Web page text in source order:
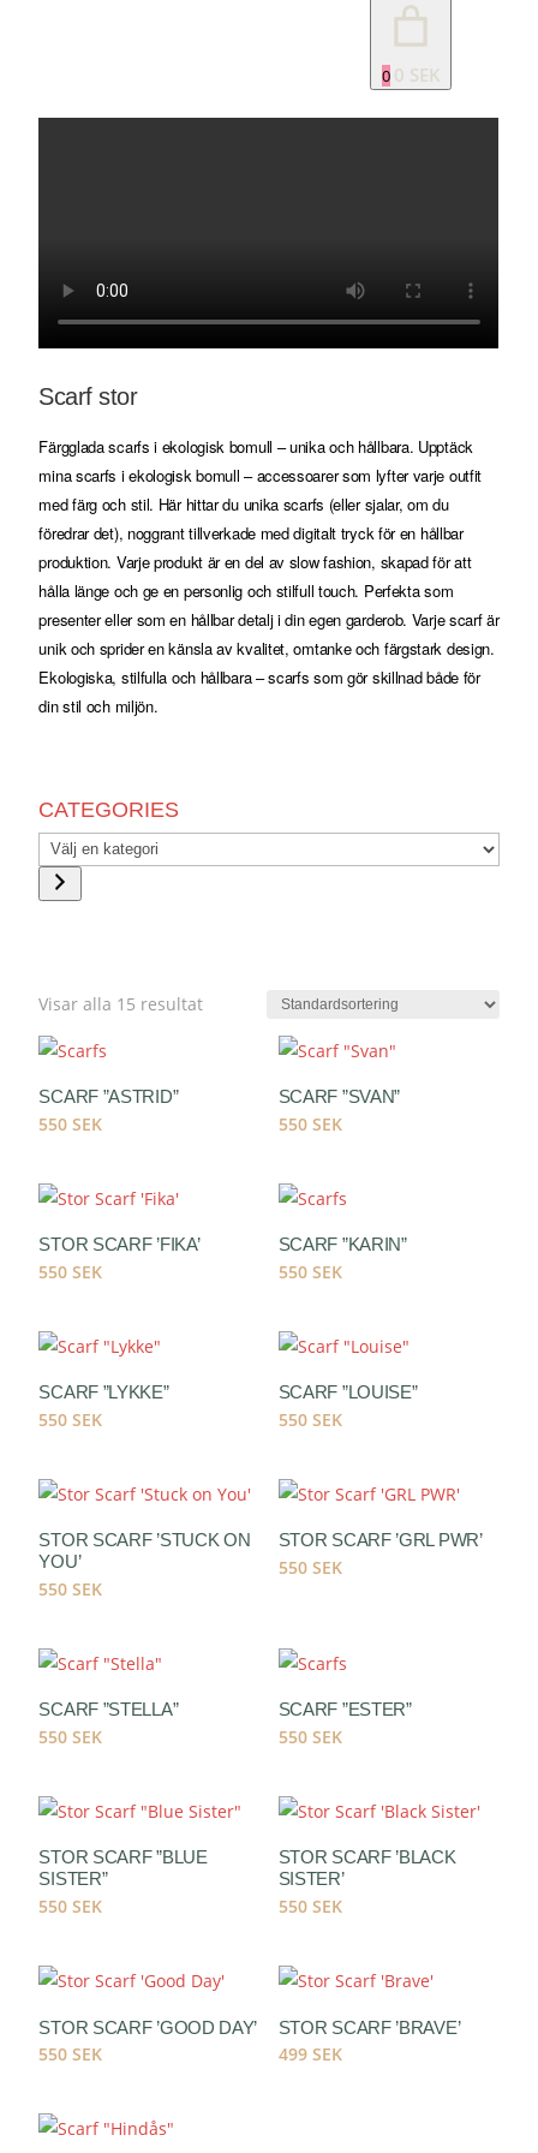
0 0 SEK
Scarf stor
Färgglada scarfs i ekologisk bomull – unika och hållbara. Upptäck
mina scarfs i ekologisk bomull – accessoarer som lyfter varje outfit
med färg och stil. Här hittar du unika scarfs (eller sjalar, om du
föredrar det), noggrant tillverkade med digitalt tryck för en hållbar
produktion. Varje produkt är en del av slow fashion, skapad för att
hålla länge och ge en personlig och stilfull touch. Perfekta som
presenter eller som en hållbar detalj i din egen garderob. Varje scarf är
unik och sprider en känsla av kvalitet, omtanke och färgstark design.
Ekologiska, stilfulla och hållbara – scarfs som gör skillnad både för
din stil och miljön.
CATEGORIES
VÄLJ
KATEGORI
Visar alla 15 resultat
SCARF ”ASTRID”
550SEK
SCARF ”SVAN”
550 SEK
STOR SCARF ’FIKA’
550SEK
SCARF ”KARIN”
550 SEK
SCARF ”LYKKE”
550SEK
SCARF ”LOUISE”
550 SEK
STOR SCARF ’STUCK ON
YOU’
550SEK
STOR SCARF ’GRL PWR’
550 SEK
SCARF ”STELLA”
550SEK
SCARF ”ESTER”
550 SEK
STOR SCARF ”BLUE
SISTER”
550SEK
STOR SCARF ’BLACK
SISTER’
550 SEK
STOR SCARF ’GOOD DAY’
550SEK
STOR SCARF ’BRAVE’
499 SEK